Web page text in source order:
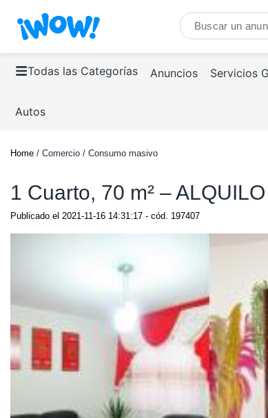
Todas las Categorías Anuncios Servicios
Autos
Home / Comercio / Consumo masivo
1 Cuarto, 70 m² –
Publicado el 2021-11-16 14:31:17 - cód. 197407